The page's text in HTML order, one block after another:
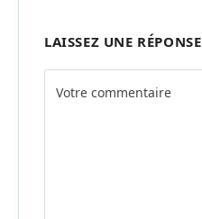
LAISSEZ UNE RÉPONSE